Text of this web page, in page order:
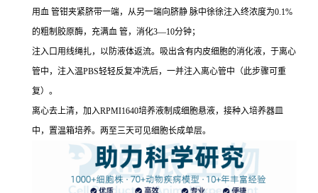
用血 管钳夹紧脐带一端，从另一端向脐静 脉中徐徐注入终浓度为0.1%
的粗制胶原酶，充满血 管，消化3—10分钟；
注入口用线绳扎，以防液体返流。吸出含有内皮细胞的消化液，于离心
管中，注入温PBS轻轻反复冲洗后，一并注入离心管中（此步骤可重
复）。
离心去上清，加入RPMI1640培养液制成细胞悬液，接种入培养器皿
中，置温箱培养。两至三天可见细胞长成单层。